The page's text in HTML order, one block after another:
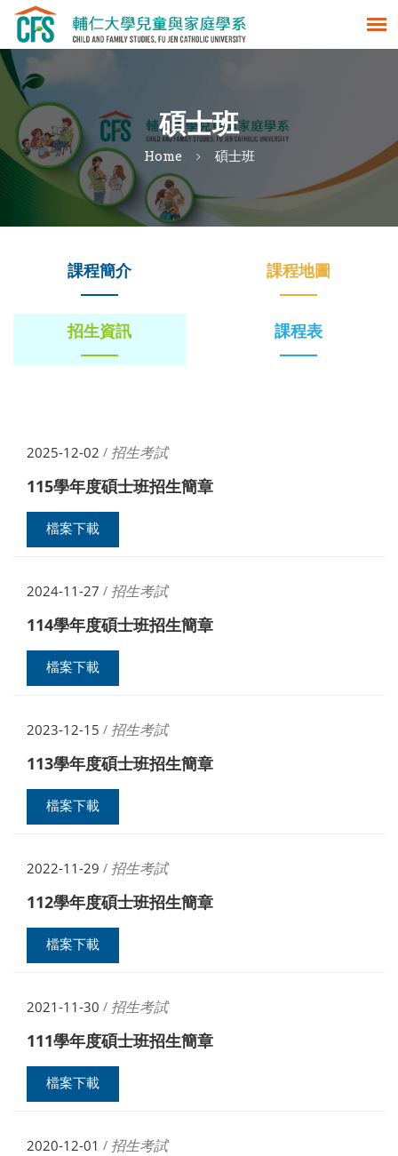
碩士班
Home 碩士班
課程簡介 課程地圖
招生資訊 課程表
2025-12-02 / 招生考試
115學年度碩士班招生簡章
檔案下載
2024-11-27 / 招生考試
114學年度碩士班招生簡章
檔案下載
2023-12-15 / 招生考試
113學年度碩士班招生簡章
檔案下載
2022-11-29 / 招生考試
112學年度碩士班招生簡章
檔案下載
2021-11-30 / 招生考試
111學年度碩士班招生簡章
檔案下載
2020-12-01 / 招生考試